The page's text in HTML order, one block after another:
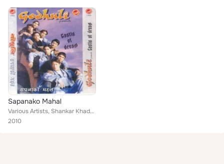
Sapanako Mahal
Various Artists, Shankar Khadka, Sugam Rajbhandari, Mahendra Pradhan, Prakash Shrestha
2010